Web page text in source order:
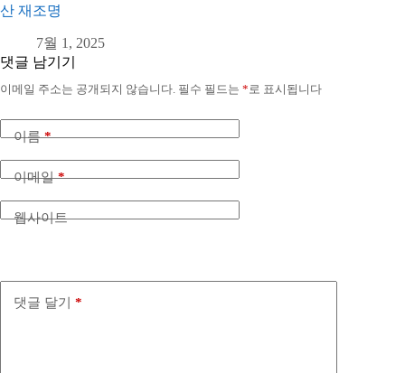
산 재조명
7월 1, 2025
댓글 남기기
이메일 주소는 공개되지 않습니다. 필수 필드는 * 로 표시됩니다
이름*
이메일*
웹사이트
댓글 달기 *